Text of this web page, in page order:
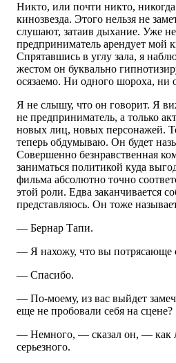
Никто, или почти никто,
кинозвезда. Этого нельзя не
слушают, затаив дыхание. Уже
предприниматель арендует мой
Спрятавшись в углу зала, я
жестом он буквально
осязаемо. Ни одного шороха, ни
Я не слышу, что он говорит. Я
не предприниматель, а только
новых лиц, новых персонажей.
теперь обдумываю. Он будет
Совершенно безнравственная
заниматься политикой куда
фильма абсолютно точно
этой роли. Едва заканчивается
представляюсь. Он тоже
— Бернар Тапи.
— Я нахожу, что вы потрясающе
— Спасибо.
— По-моему, из вас выйдет
еще не пробовали себя на сцене?
— Немного, — сказал он, — как
серьезного.